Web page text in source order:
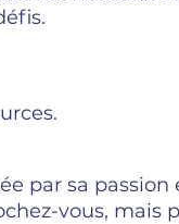
par sa
vous, mais